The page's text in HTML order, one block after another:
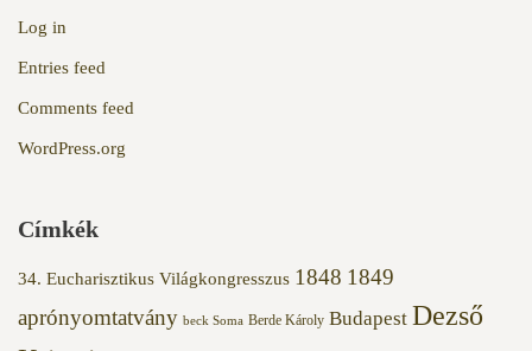
Log in
Entries feed
Comments feed
WordPress.org
Címkék
34. Eucharisztikus Világkongresszus 1848 1849
aprónyomtatvány beck Soma Berde Károly Budapest Dezső